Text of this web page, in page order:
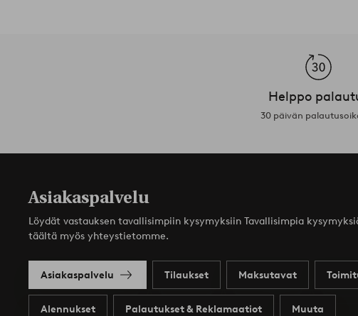
Helppo
30 päivän
Asiakaspalvelu
Löydät vastauksen tavallisimpiin kysymyksiin Tavallisimpia
täältä myös yhteystietomme.
Asiakaspalvelu Tilaukset Maksutavat
Alennukset Palautukset & Reklamaatiot Muuta